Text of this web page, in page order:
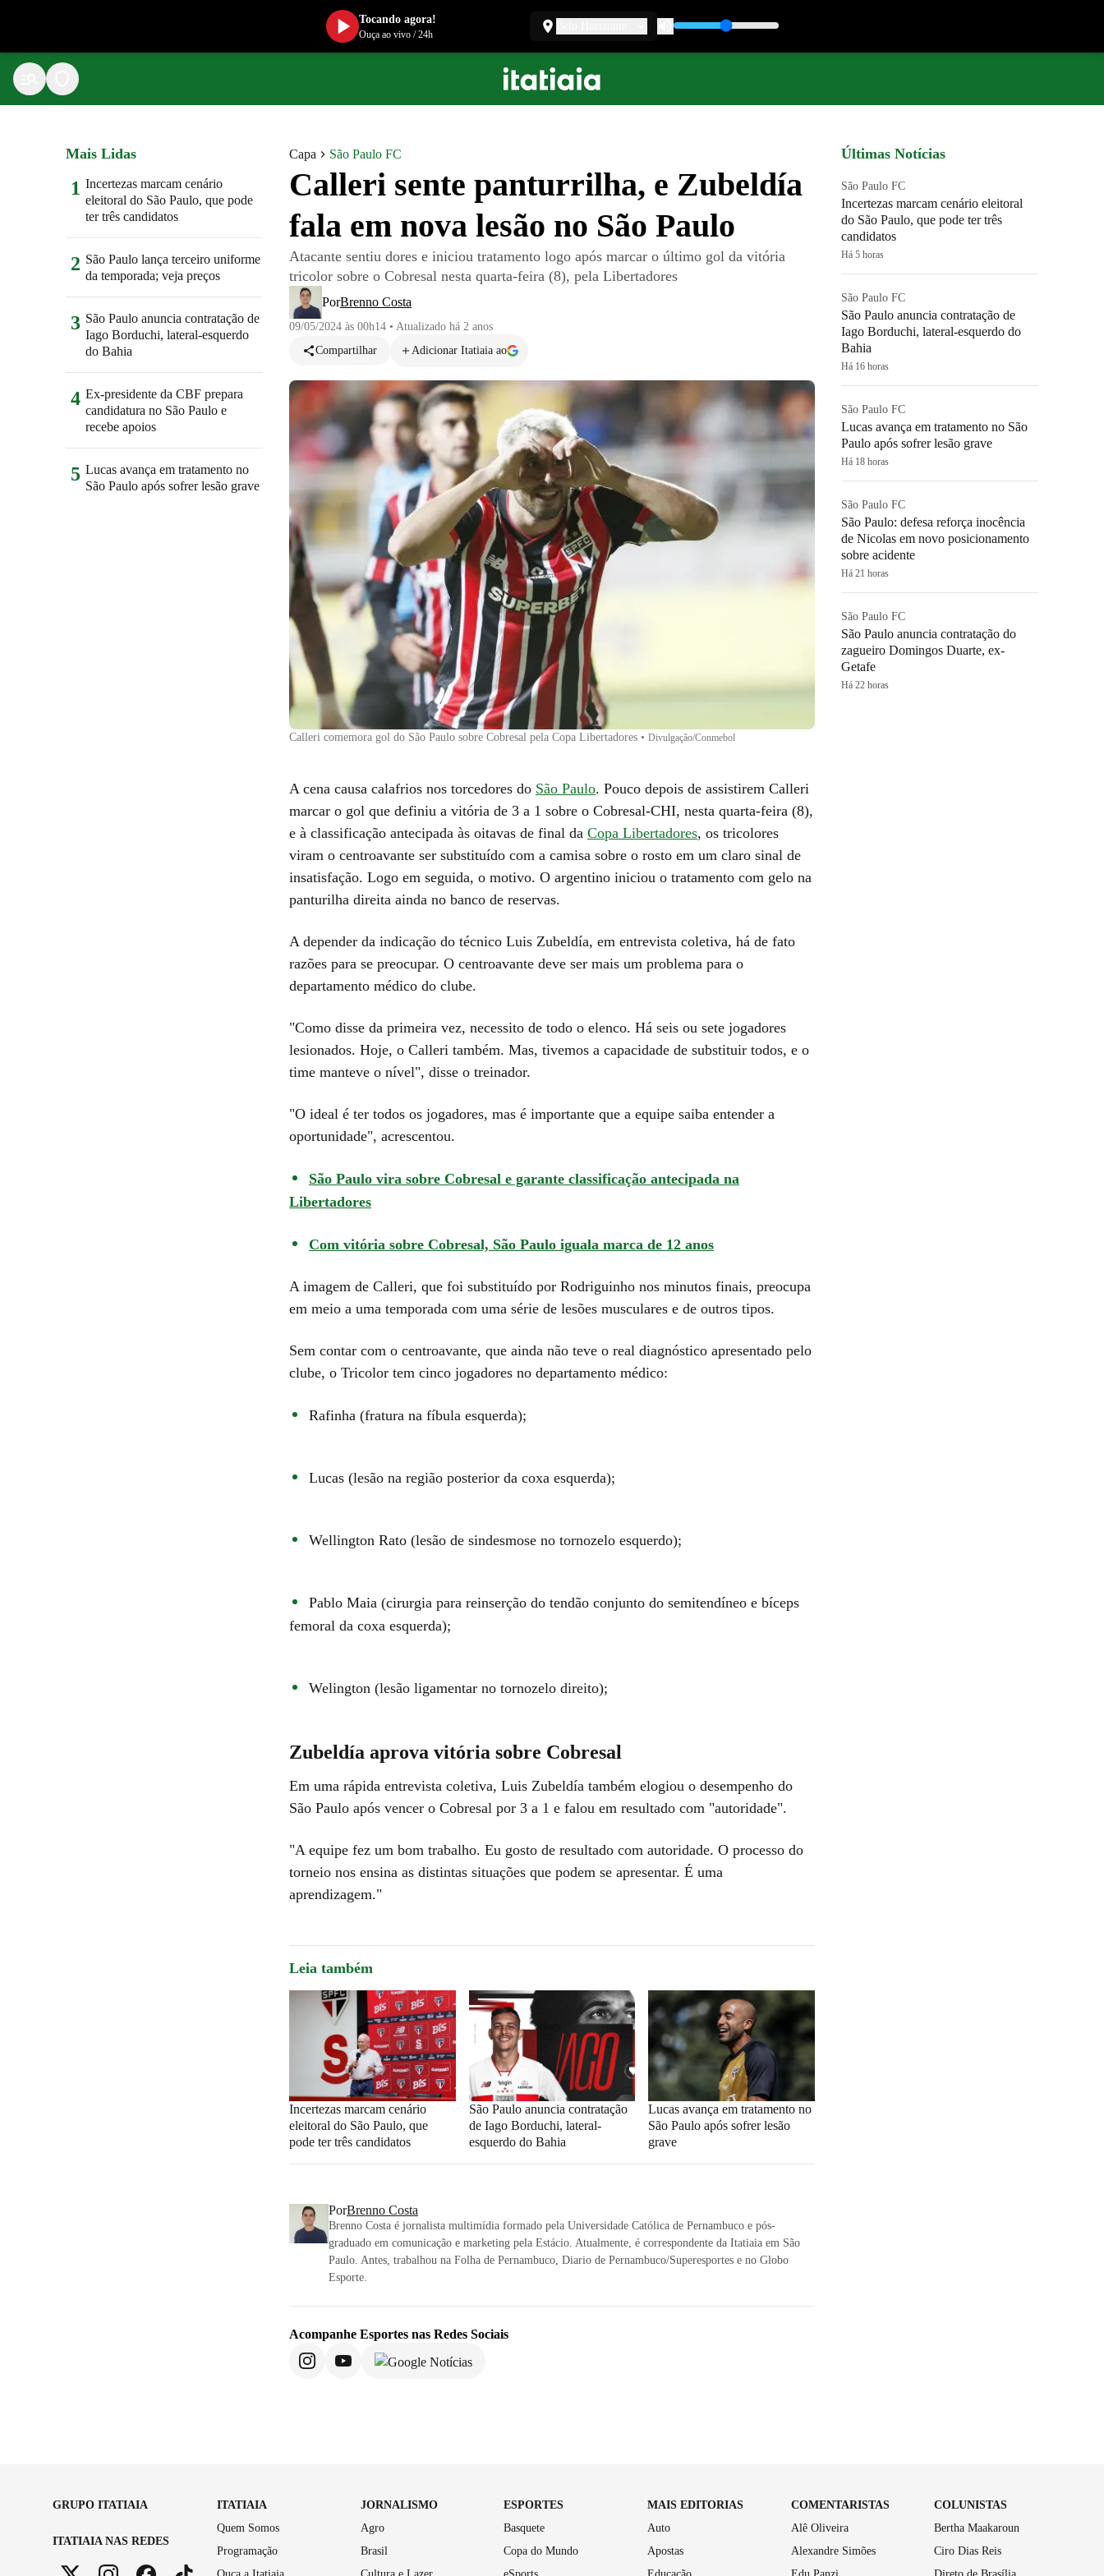
Capa São Paulo FC
Calleri sente panturrilha, e Zubeldía
fala em nova lesão no São Paulo
Atacante sentiu dores e iniciou tratamento logo após marcar o último gol da vitória
tricolor sobre o Cobresal nesta quarta-feira (8), pela Libertadores
PorBrenno Costa
09/05/2024 às 00h14 • Atualizado há 2 anos
Compartilhar
Adicionar Itatiaia ao
Calleri comemora gol do São Paulo sobre Cobresal pela Copa Libertadores • Divulgação/Conmebol
A cena causa calafrios nos torcedores do São Paulo. Pouco depois de assistirem Calleri
marcar o gol que definiu a vitória de 3 a 1 sobre o Cobresal-CHI, nesta quarta-feira (8),
e à classificação antecipada às oitavas de final da Copa Libertadores, os tricolores
viram o centroavante ser substituído com a camisa sobre o rosto em um claro sinal de
insatisfação. Logo em seguida, o motivo. O argentino iniciou o tratamento com gelo na
panturilha direita ainda no banco de reservas.
A depender da indicação do técnico Luis Zubeldía, em entrevista coletiva, há de fato
razões para se preocupar. O centroavante deve ser mais um problema para o
departamento médico do clube.
"Como disse da primeira vez, necessito de todo o elenco. Há seis ou sete jogadores
lesionados. Hoje, o Calleri também. Mas, tivemos a capacidade de substituir todos, e o
time manteve o nível", disse o treinador.
"O ideal é ter todos os jogadores, mas é importante que a equipe saiba entender a
oportunidade", acrescentou.
São Paulo vira sobre Cobresal e garante classificação antecipada na
Libertadores
Com vitória sobre Cobresal, São Paulo iguala marca de 12 anos
A imagem de Calleri, que foi substituído por Rodriguinho nos minutos finais, preocupa
em meio a uma temporada com uma série de lesões musculares e de outros tipos.
Sem contar com o centroavante, que ainda não teve o real diagnóstico apresentado pelo
clube, o Tricolor tem cinco jogadores no departamento médico:
Rafinha (fratura na fíbula esquerda);
Lucas (lesão na região posterior da coxa esquerda);
Wellington Rato (lesão de sindesmose no tornozelo esquerdo);
Pablo Maia (cirurgia para reinserção do tendão conjunto do semitendíneo e bíceps
femoral da coxa esquerda);
Welington (lesão ligamentar no tornozelo direito);
Zubeldía aprova vitória sobre Cobresal
Em uma rápida entrevista coletiva, Luis Zubeldía também elogiou o desempenho do
São Paulo após vencer o Cobresal por 3 a 1 e falou em resultado com "autoridade".
"A equipe fez um bom trabalho. Eu gosto de resultado com autoridade. O processo do
torneio nos ensina as distintas situações que podem se apresentar. É uma
aprendizagem."
Leia também
Incertezas marcam cenário
eleitoral do São Paulo, que
pode ter três candidatos
São Paulo anuncia contratação
de Iago Borduchi, lateral-
esquerdo do Bahia
Lucas avança em tratamento no
São Paulo após sofrer lesão
grave
PorBrenno Costa
Brenno Costa é jornalista multimídia formado pela Universidade Católica de Pernambuco e pós-
graduado em comunicação e marketing pela Estácio. Atualmente, é correspondente da Itatiaia em São
Paulo. Antes, trabalhou na Folha de Pernambuco, Diario de Pernambuco/Superesportes e no Globo
Esporte.
Acompanhe Esportes nas Redes Sociais
Mais Lidas
1 Incertezas marcam cenário
eleitoral do São Paulo, que pode
ter três candidatos
2 São Paulo lança terceiro uniforme
da temporada; veja preços
3 São Paulo anuncia contratação de
Iago Borduchi, lateral-esquerdo
do Bahia
4 Ex-presidente da CBF prepara
candidatura no São Paulo e
recebe apoios
5 Lucas avança em tratamento no
São Paulo após sofrer lesão grave
Últimas Notícias
São Paulo FC
Incertezas marcam cenário eleitoral
do São Paulo, que pode ter três
candidatos
Há 5 horas
São Paulo FC
São Paulo anuncia contratação de
Iago Borduchi, lateral-esquerdo do
Bahia
Há 16 horas
São Paulo FC
Lucas avança em tratamento no São
Paulo após sofrer lesão grave
Há 18 horas
São Paulo FC
São Paulo: defesa reforça inocência
de Nicolas em novo posicionamento
sobre acidente
Há 21 horas
São Paulo FC
São Paulo anuncia contratação do
zagueiro Domingos Duarte, ex-
Getafe
Há 22 horas
GRUPO ITATIAIA
ITATIAIA NAS REDES
ITATIAIA
Quem Somos
Programação
JORNALISMO
Agro
Brasil
ESPORTES
Basquete
Copa do Mundo
MAIS EDITORIAS
Auto
Apostas
COMENTARISTAS
Alê Oliveira
Alexandre Simões
COLUNISTAS
Bertha Maakaroun
Ciro Dias Reis
Tocando agora!
Ouça ao vivo/24h